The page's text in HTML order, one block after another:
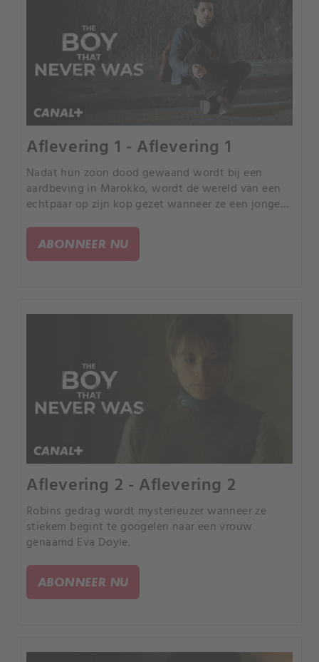
Aflevering 1 - Aflevering 1
Nadat hun zoon dood gewaand wordt bij een
aardbeving in Marokko, wordt de wereld van een
echtpaar op zijn kop gezet wanneer ze een jongen
zoektocht naar de waarheid zet.
ABONNEER NU
Aflevering 2 - Aflevering 2
Robins gedrag wordt mysterieuzer wanneer ze
stiekem begint te googelen naar een vrouw
genaamd Eva Doyle.
ABONNEER NU